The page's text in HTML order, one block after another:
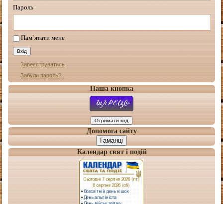
Пароль
Пам`ятати мене
Зареєструватись
Забули пароль?
Наша кнопка
Допомога сайту
Гаманці
Календар свят і подій